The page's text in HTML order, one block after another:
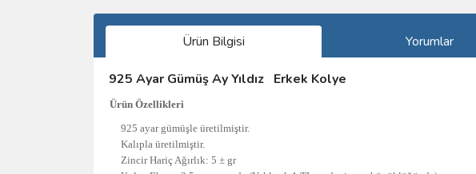
Ürün Bilgisi Yorumlar
925 Ayar Gümüş Ay Yıldız Erkek Kolye
Ürün Özellikleri
925 ayar gümüşle üretilmiştir.
Kalıpla üretilmiştir.
Zincir Hariç Ağırlık: 5 ± gr